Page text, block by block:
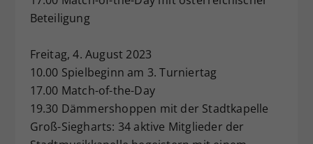
Beteiligung
Freitag, 4. August 2023
10.00 Spielbeginn am 3. Turniertag
17.00 Match-of-the-Day
19.30 Dämmershoppen mit der Stadtkapelle
Groß-Siegharts: 34 aktive Mitglieder der